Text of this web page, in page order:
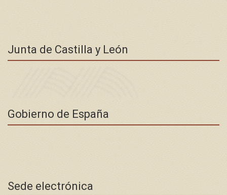
Junta de Castilla y León
Gobierno de España
Sede electrónica